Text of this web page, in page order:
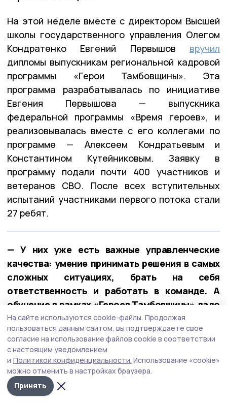
На этой неделе вместе с директором Высшей
школы государственного управления Олегом
Кондратенко Евгений Первышов вручил
дипломы выпускникам региональной кадровой
программы «Герои Тамбовщины». Эта
программа разрабатывалась по инициативе
Евгения Первышова — выпускника
федеральной программы «Время героев», и
реализовывалась вместе с его коллегами по
программе — Алексеем Кондратьевым и
Константином Кутейниковым. Заявку в
программу подали почти 400 участников и
ветеранов СВО. После всех вступительных
испытаний участниками первого потока стали
27 ребят.
— У них уже есть важные управленческие
качества: умение принимать решения в самых
сложных ситуациях, брать на себя
ответственность и работать в команде. А
обучение в рамках «Героев Тамбовщины» дало
новые знания, навыки и умения, — отметил
Евгений Первышов.
На сайте используются cookie-файлы. Продолжая
пользоваться данным сайтом, вы подтверждаете свое
согласие на использование файлов cookie в соответствии
с настоящим уведомлением
и Политикой конфиденциальности. Использование «cookie»
можно отменить в настройках браузера.
Принять